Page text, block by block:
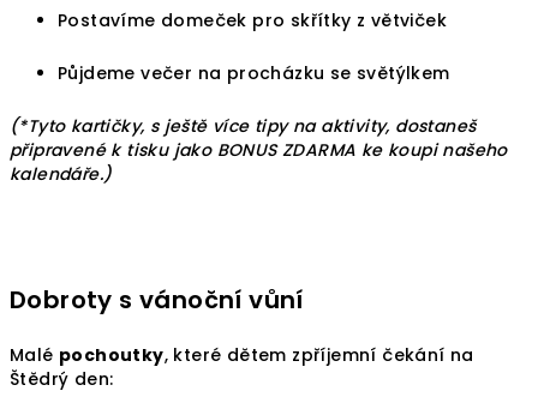
Postavíme domeček pro skřítky z větviček
Půjdeme večer na procházku se světýlkem
(*Tyto kartičky, s ještě více tipy na aktivity, dostaneš
připravené k tisku jako BONUS ZDARMA ke koupi našeho
kalendáře.)
Dobroty s vánoční vůní
Malé pochoutky, které dětem zpříjemní čekání na
Štědrý den: